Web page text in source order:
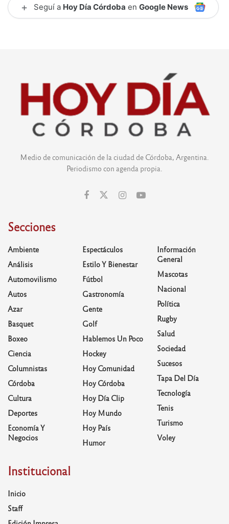
+ Seguí a Hoy Día Córdoba en Google News
Medio de comunicación de la ciudad de Córdoba, Argentina.
Periodismo con agenda propia.
Secciones
Ambiente
Análisis
Automovilismo
Autos
Azar
Basquet
Boxeo
Ciencia
Columnistas
Córdoba
Cultura
Deportes
Economía Y
Negocios
Espectáculos
Estilo Y Bienestar
Fútbol
Gastronomía
Gente
Golf
Hablemos Un Poco
Hockey
Hoy Comunidad
Hoy Córdoba
Hoy Día Clip
Hoy Mundo
Hoy País
Humor
Información
General
Mascotas
Nacional
Política
Rugby
Salud
Sociedad
Sucesos
Tapa Del Día
Tecnología
Tenis
Turismo
Voley
Institucional
Inicio
Staff